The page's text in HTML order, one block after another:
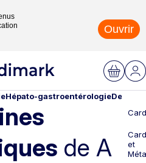
Ouvrir
Hépato-gastroentérologie
de A
et